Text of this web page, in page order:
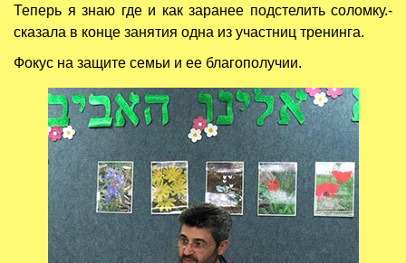
Теперь я знаю где и как заранее подстелить соломку.-
сказала в конце занятия одна из участниц тренинга.
Фокус на защите семьи и ее благополучии.